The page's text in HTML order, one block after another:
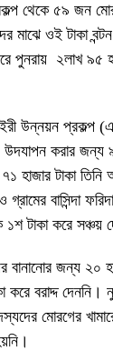
থেকে ৫৯ জন
মাঝে ওই টাকা
পুনরায় ২লাখ ৯৫
উন্নয়ন প্রকল্প
উদযাপন করার
হাজার টাকা তিনি
গ্রামের বাসিন্দা
১শ টাকা করে
জন্য ২০
বরাদ্দ
মোরগের